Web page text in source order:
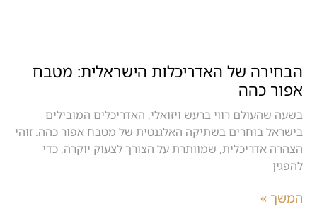
הבחירה של האדריכלות הישראלית: מטבח
אפור כהה
בשעה שהעולם רווי ברעש ויזואלי, האדריכלים המובילים
בישראל בוחרים בשתיקה האלגנטית של מטבח אפור כהה. זוהי
הצהרה אדריכלית, שמוותרת על הצורך לצעוק יוקרה, כדי
להפגין
המשך »